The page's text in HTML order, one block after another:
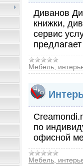
Диванов
книжки,
сервис
Мебель,
по
офисной
Мебель,